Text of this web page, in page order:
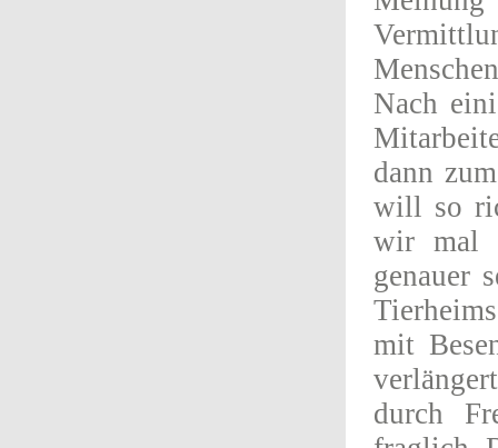
Nach
dann
will so
wir mal
genauer
mit
durch